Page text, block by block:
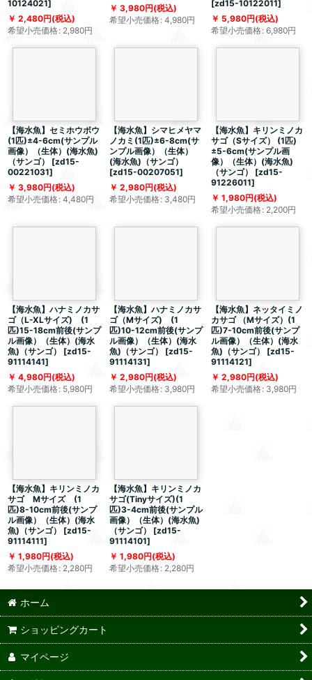
10124021]
2,480円(税込)
希望小売価格: 2,980円
3,980円(税込)
希望小売価格: 4,980円
[zd15-10122011]
5,980円(税込)
希望小売価格: 6,980円
【海水魚】セミホウボウ
(1匹)±4-6cm(サンプル
画像）（生体）(海水魚)
（サンゴ）
[zd15-
00221031]
3,980円(税込)
希望小売価格: 4,480円
【海水魚】シマヒメヤマ
ノカミ(1匹)±6-8cm(サ
ンプル画像）（生体）
(海水魚)（サンゴ）
[zd15-00207051]
2,980円(税込)
希望小売価格: 3,480円
【海水魚】キリンミノカ
サゴ（Sサイズ） (1匹)
±5-6cm(サンプル画
像）（生体）(海水魚)
（サンゴ）
[zd15-
91226011]
1,980円(税込)
希望小売価格: 2,200円
【海水魚】ハナミノカサ
ゴ（L-XLサイズ) (1
匹)15-18cm前後(サンプ
ル画像）（生体）(海水
魚)（サンゴ）
[zd15-
91114141]
4,980円(税込)
希望小売価格: 5,980円
【海水魚】ハナミノカサ
ゴ（Mサイズ) (1
匹)10-12cm前後(サンプ
ル画像）（生体）(海水
魚)（サンゴ）
[zd15-
91114131]
2,980円(税込)
希望小売価格: 3,980円
【海水魚】ネッタイミノ
カサゴ （Mサイズ）(1
匹)7-10cm前後(サンプ
ル画像）（生体）(海水
魚)（サンゴ）
[zd15-
91114121]
2,980円(税込)
希望小売価格: 3,980円
【海水魚】キリンミノカ
サゴ Mサイズ (1
匹)8-10cm前後(サンプ
ル画像）（生体）(海水
魚)（サンゴ）
[zd15-
91114111]
1,980円(税込)
希望小売価格: 2,280円
【海水魚】キリンミノカ
サゴ(Tinyサイズ)(1
匹)3-4cm前後(サンプル
画像）（生体）(海水魚)
（サンゴ）
[zd15-
91114101]
1,980円(税込)
希望小売価格: 2,280円
ホーム
ショッピングカート
マイページ